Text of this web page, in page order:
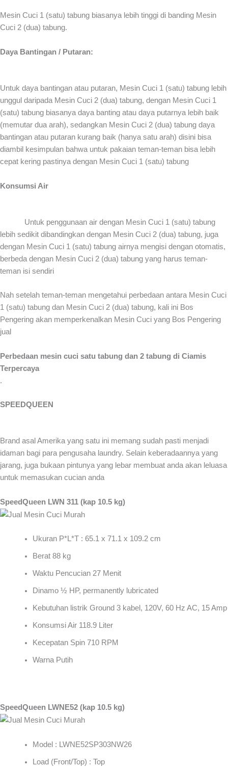
Mesin Cuci 1 (satu) tabung biasanya lebih tinggi di banding Mesin
Cuci 2 (dua) tabung.
Daya Bantingan / Putaran:
Untuk daya bantingan atau putaran, Mesin Cuci 1 (satu) tabung lebih
unggul daripada Mesin Cuci 2 (dua) tabung, dengan Mesin Cuci 1
(satu) tabung biasanya daya banting atau daya putarnya lebih baik
(memutar dua arah), sedangkan Mesin Cuci 2 (dua) tabung daya
bantingan atau putaran kurang baik (hanya satu arah) disini bisa
diambil kesimpulan bahwa untuk pakaian teman-teman bisa lebih
cepat kering pastinya dengan Mesin Cuci 1 (satu) tabung
Konsumsi Air
Untuk penggunaan air dengan Mesin Cuci 1 (satu) tabung
lebih sedikit dibandingkan dengan Mesin Cuci 2 (dua) tabung, juga
dengan Mesin Cuci 1 (satu) tabung airnya mengisi dengan otomatis,
berbeda dengan Mesin Cuci 2 (dua) tabung yang harus teman-
teman isi sendiri
Nah setelah teman-teman mengetahui perbedaan antara Mesin Cuci
1 (satu) tabung dan Mesin Cuci 2 (dua) tabung, kali ini Bos
Pengering akan memperkenalkan Mesin Cuci yang Bos Pengering
jual
Perbedaan mesin cuci satu tabung dan 2 tabung di Ciamis
Terpercaya
.
SPEEDQUEEN
Brand asal Amerika yang satu ini memang sudah pasti menjadi
idaman bagi para pengusaha laundry. Selain keberadaannya yang
jarang, juga bukaan pintunya yang lebar membuat anda akan leluasa
untuk memasukan cucian anda
SpeedQueen LWN 311 (kap 10.5 kg)
Ukuran P*L*T : 65.1 x 71.1 x 109.2 cm
Berat 88 kg
Waktu Pencucian 27 Menit
Dinamo ½ HP, permanently lubricated
Kebutuhan listrik Ground 3 kabel, 120V, 60 Hz AC, 15 Amp
Konsumsi Air 118.9 Liter
Kecepatan Spin 710 RPM
Warna Putih
SpeedQueen LWNE52 (kap 10.5 kg)
Model : LWNE52SP303NW26
Load (Front/Top) : Top